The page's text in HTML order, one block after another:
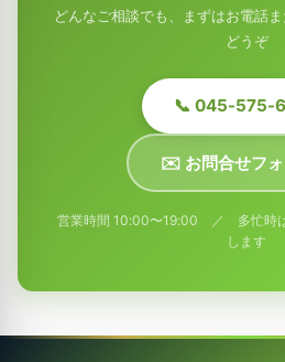
どんなご相談でも、まずはお電話
どうぞ
📞 045-575-
✉️ お問合せフ
営業時間 10:00〜19:00 ／ 多忙時
します